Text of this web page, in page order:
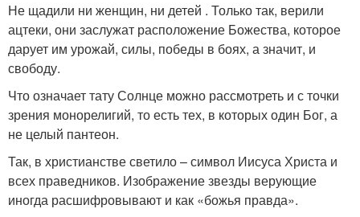
Не щадили ни женщин, ни детей . Только так, верили
ацтеки, они заслужат расположение Божества, которое
дарует им урожай, силы, победы в боях, а значит, и
свободу.
Что означает тату Солнце можно рассмотреть и с точки
зрения монорелигий, то есть тех, в которых один Бог, а
не целый пантеон.
Так, в христианстве светило – символ Иисуса Христа и
всех праведников. Изображение звезды верующие
иногда расшифровывают и как «божья правда».